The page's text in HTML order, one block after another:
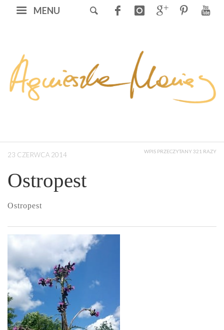
MENU
23 CZERWCA 2014 WPIS PRZECZYTANY 321 RAZY
Ostropest
Ostropest